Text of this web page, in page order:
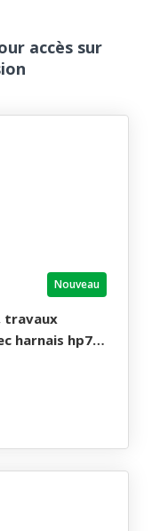
accès sur
Nouveau
travaux
harnais hp73